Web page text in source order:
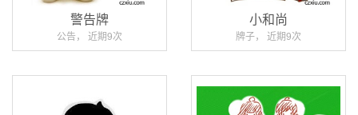
警告牌
公告， 近期9次
小和尚
牌子， 近期9次